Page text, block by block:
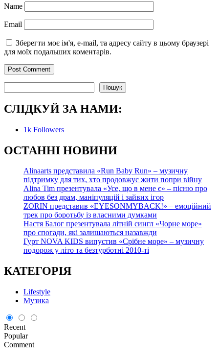
Name
Email
Зберегти моє ім'я, e-mail, та адресу сайту в цьому браузері
для моїх подальших коментарів.
Пошук
СЛІДКУЙ ЗА НАМИ:
1k Followers
ОСТАННІ НОВИНИ
Alinaarts представила «Run Baby Run» – музичну
підтримку для тих, хто продовжує жити попри війну
Alina Tim презентувала «Усе, що в мене є» – пісню про
любов без драм, маніпуляцій і зайвих ігор
ZORIN представив «EYESONMYBACK!» – емоційний
трек про боротьбу із власними думками
Настя Балог презентувала літній сингл «Чорне море»
про спогади, які залишаються назавжди
Гурт NOVA KIDS випустив «Срібне море» – музичну
подорож у літо та безтурботні 2010-ті
КАТЕГОРІЯ
Lifestyle
Музика
Recent
Popular
Comment